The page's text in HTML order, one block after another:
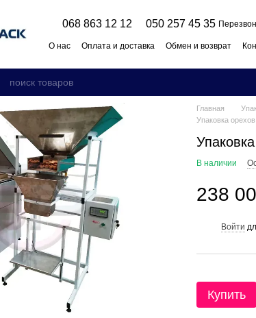
068 863 12 12 050 257 45 35
О нас Оплата и доставка Обмен и возврат
Главная
Упаковка
В наличии
238
Войти
Купить